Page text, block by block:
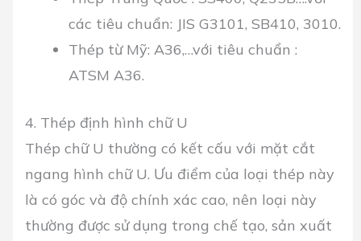
các tiêu chuẩn: JIS G3101, SB410, 3010.
Thép từ Mỹ: A36,…với tiêu chuẩn :
ATSM A36.
4. Thép định hình chữ U
Thép chữ U thường có kết cấu với mặt cắt
ngang hình chữ U. Ưu điểm của loại thép này
là có góc và độ chính xác cao, nên loại này
thường được sử dụng trong chế tạo, sản xuất